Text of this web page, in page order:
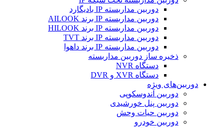
دوربین مداربسته IP بادیگارد
دوربین مداربسته IP برند AILOOK
دوربین مداربسته IP برند HILOOK
دوربین مداربسته IP برند TVT
دوربین مداربسته IP برند داهوا
ذخیره ساز دوربین مداربسته
دستگاه NVR
دستگاه XVR و DVR
دوربین‌های ویژه
دوربین آندوسکوپی
دوربین پنل خورشیدی
دوربین حیات وحش
دوربین خودرو